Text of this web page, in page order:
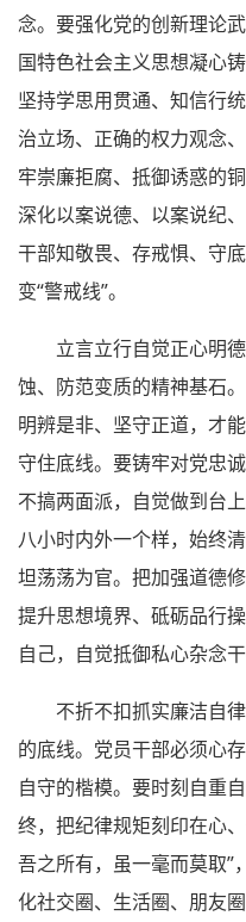
念。要强化党的创新理论
国特色社会主义思想凝心
坚持学思用贯通、知信行
治立场、正确的权力观念
牢崇廉拒腐、抵御诱惑的
深化以案说德、以案说纪
干部知敬畏、存戒惧、守
变“警戒线”。
立言立行自觉正心明
蚀、防范变质的精神基石
明辨是非、坚守正道，才
守住底线。要铸牢对党忠
不搞两面派，自觉做到台
八小时内外一个样，始终
坦荡荡为官。把加强道德
提升思想境界、砥砺品行
自己，自觉抵御私心杂念
不折不扣抓实廉洁自
的底线。党员干部必须心
自守的楷模。要时刻自重
终，把纪律规矩刻印在心
吾之所有，虽一毫而莫取”
化社交圈、生活圈、朋友